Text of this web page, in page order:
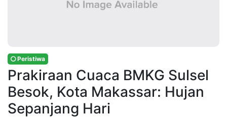
Peristiwa
Prakiraan Cuaca BMKG Sulsel
Besok, Kota Makassar: Hujan
Sepanjang Hari